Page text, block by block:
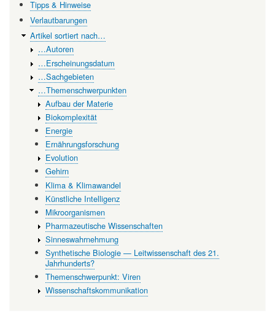
Leitwissenschaft
des
Jahrhunderts?
Tipps & Hinweise
Verlautbarungen
Artikel sortiert nach…
…Autoren
…Erscheinungsdatum
…Sachgebieten
…Themenschwerpunkten
Aufbau der Materie
Biokomplexität
Energie
Ernährungsforschung
Evolution
Gehirn
Klima & Klimawandel
Künstliche Intelligenz
Mikroorganismen
Pharmazeutische Wissenschaften
Sinneswahrnehmung
Synthetische Biologie — Leitwissenschaft des 21.
Jahrhunderts?
Themenschwerpunkt: Viren
Wissenschaftskommunikation